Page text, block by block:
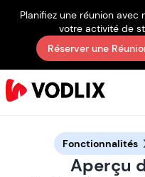
Planifiez une réunion
votre activité de
Réserver une
Fonctionnalités
Aperçu